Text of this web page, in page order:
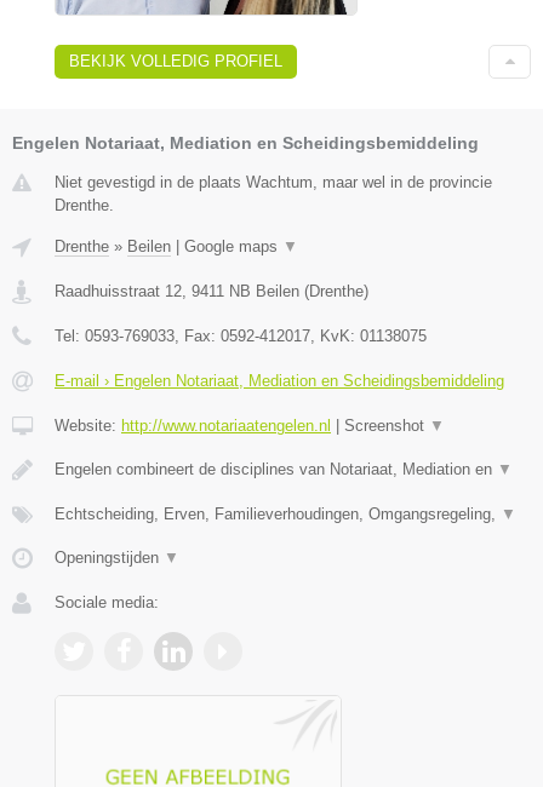
BEKIJK VOLLEDIG PROFIEL
Engelen Notariaat, Mediation en Scheidingsbemiddeling
Niet gevestigd in de plaats Wachtum, maar wel in de provincie
Drenthe.
Drenthe » Beilen Google maps ▼
Raadhuisstraat 12, 9411 NB Beilen (Drenthe)
Tel: 0593-769033, Fax: 0592-412017, KvK: 01138075
E-mail › Engelen Notariaat, Mediation en Scheidingsbemiddeling
Website: http://www.notariaatengelen.nl Screenshot ▼
Engelen combineert de disciplines van Notariaat, Mediation en ▼
Echtscheiding, Erven, Familieverhoudingen, Omgangsregeling, ▼
Openingstijden ▼
Sociale media: